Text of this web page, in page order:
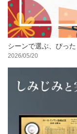
シーンで選ぶ、ぴった
2026/05/20